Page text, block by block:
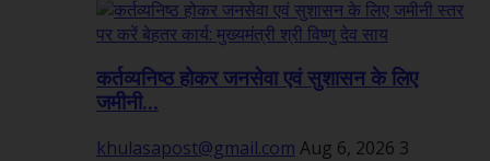
कर्तव्यनिष्ठ होकर जनसेवा एवं सुशासन के लिए
जमीनी...
khulasapost@gmail.com Aug 6, 2026 3